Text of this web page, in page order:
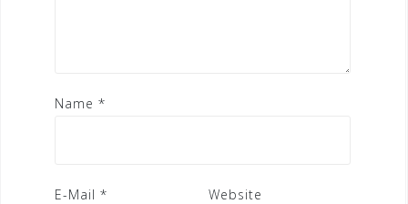
Name *
E-Mail * Website